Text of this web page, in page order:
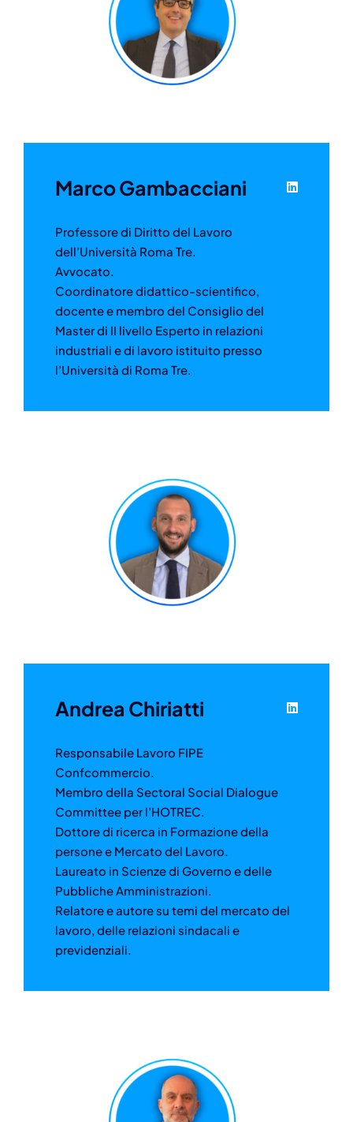
Marco Gambacciani
Professore di Diritto del Lavoro
dell’Università Roma Tre.
Avvocato.
Coordinatore didattico-scientifico,
docente e membro del Consiglio del
Master di II livello Esperto in relazioni
industriali e di lavoro istituito presso
l’Università di Roma Tre.
Andrea Chiriatti
Responsabile Lavoro FIPE
Confcommercio.
Membro della Sectoral Social Dialogue
Committee per l’HOTREC.
Dottore di ricerca in Formazione della
persone e Mercato del Lavoro.
Laureato in Scienze di Governo e delle
Pubbliche Amministrazioni.
Relatore e autore su temi del mercato del
lavoro, delle relazioni sindacali e
previdenziali.